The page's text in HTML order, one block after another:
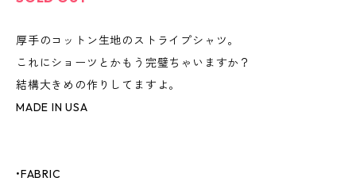
厚手のコットン生地のストライプシャツ。
これにショーツとかもう完璧ちゃいますか？
結構大きめの作りしてますよ。
MADE IN USA
•FABRIC